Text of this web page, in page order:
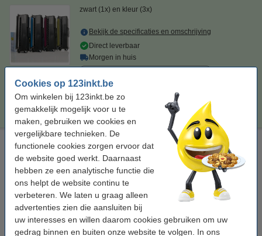
Cookies op 123inkt.be
Om winkelen bij 123inkt.be zo
gemakkelijk mogelijk voor u te
maken, gebruiken we cookies en
vergelijkbare technieken. De
functionele cookies zorgen ervoor dat
de website goed werkt. Daarnaast
hebben ze een analytische functie die
ons helpt de website continu te
verbeteren. We laten u graag alleen
advertenties zien die aansluiten bij
uw interesses en willen daarom cookies gebruiken om uw
gedrag binnen en buiten onze website te volgen. In ons
zwart (1x) en kleur (3x)
Bekijk de specificaties en omschrijving
Direct leverbaar
Morgen in huis
€ 259,50
Laserprinter reinigingsdoek
tonerdoek 43 x 32 cm (LxB) geel 999058
Bekijk de specificaties en omschrijving
Direct leverbaar
Morgen in huis
€ 0,95 Bestellen